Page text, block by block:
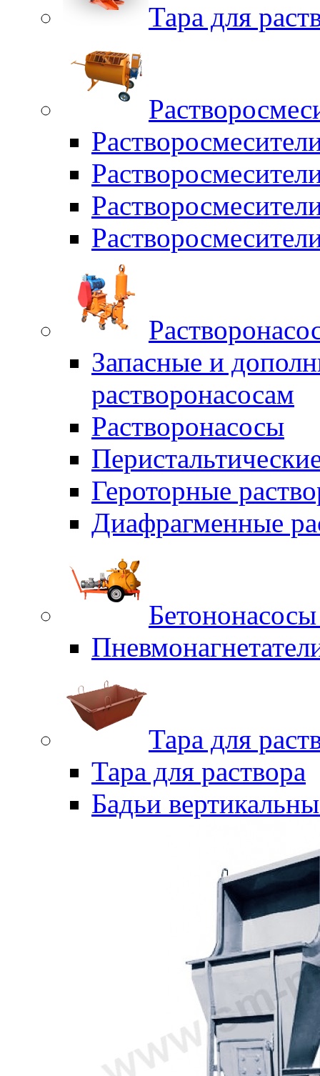
Тара для
Запасные и
растворонасосам
Растворонасосы
Героторные
Диафрагменные
Тара для
Тара для раствора
Бадьи